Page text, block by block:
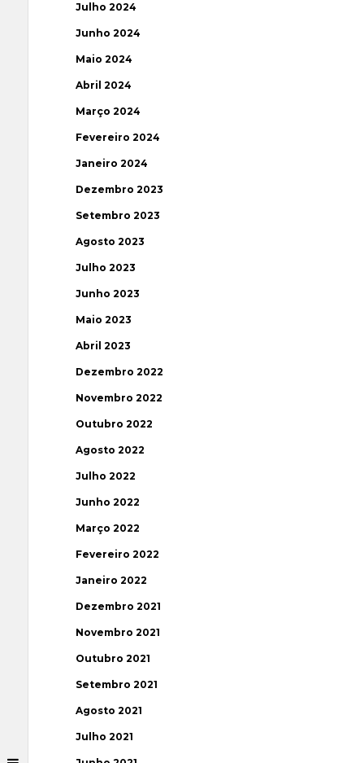
Julho 2024
Junho 2024
Maio 2024
Abril 2024
Março 2024
Fevereiro 2024
Janeiro 2024
Dezembro 2023
Setembro 2023
Agosto 2023
Julho 2023
Junho 2023
Maio 2023
Abril 2023
Dezembro 2022
Novembro 2022
Outubro 2022
Agosto 2022
Julho 2022
Junho 2022
Março 2022
Fevereiro 2022
Janeiro 2022
Dezembro 2021
Novembro 2021
Outubro 2021
Setembro 2021
Agosto 2021
Julho 2021